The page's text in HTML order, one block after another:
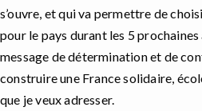
s’ouvre, et qui va permettre de
pour le pays durant les 5 prochaines
message de détermination et de
construire une France solidaire,
que je veux adresser.